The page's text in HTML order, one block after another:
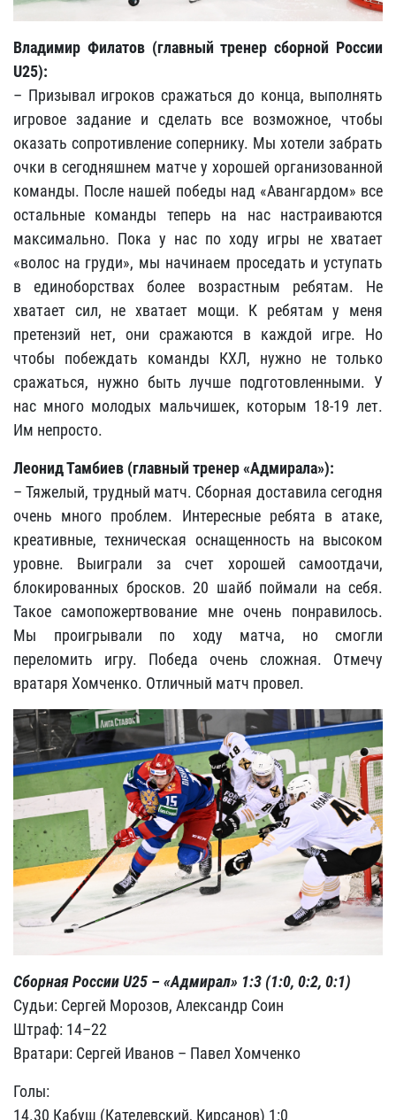
Владимир Филатов (главный тренер сборной России
U25):
– Призывал игроков сражаться до конца, выполнять
игровое задание и сделать все возможное, чтобы
оказать сопротивление сопернику. Мы хотели забрать
очки в сегодняшнем матче у хорошей организованной
команды. После нашей победы над «Авангардом» все
остальные команды теперь на нас настраиваются
максимально. Пока у нас по ходу игры не хватает
«волос на груди», мы начинаем проседать и уступать
в единоборствах более возрастным ребятам. Не
хватает сил, не хватает мощи. К ребятам у меня
претензий нет, они сражаются в каждой игре. Но
чтобы побеждать команды КХЛ, нужно не только
сражаться, нужно быть лучше подготовленными. У
нас много молодых мальчишек, которым 18-19 лет.
Им непросто.
Леонид Тамбиев (главный тренер «Адмирала»):
– Тяжелый, трудный матч. Сборная доставила сегодня
очень много проблем. Интересные ребята в атаке,
креативные, техническая оснащенность на высоком
уровне. Выиграли за счет хорошей самоотдачи,
блокированных бросков. 20 шайб поймали на себя.
Такое самопожертвование мне очень понравилось.
Мы проигрывали по ходу матча, но смогли
переломить игру. Победа очень сложная. Отмечу
вратаря Хомченко. Отличный матч провел.
Сборная России U25 – «Адмирал» 1:3 (1:0, 0:2, 0:1)
Судьи: Сергей Морозов, Александр Соин
Штраф: 14–22
Вратари: Сергей Иванов – Павел Хомченко
Голы:
14.30 Кабуш (Кателевский, Кирсанов) 1:0